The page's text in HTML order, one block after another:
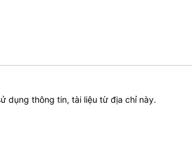
dụng thông tin, tài liệu từ địa chỉ này.